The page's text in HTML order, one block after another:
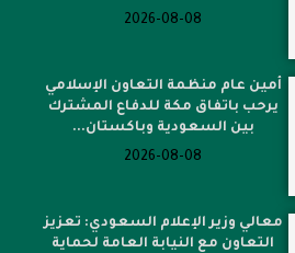
2026-08-08
أمين عام منظمة التعاون الإسلامي
يرحب باتفاق مكة للدفاع المشترك
بين السعودية وباكستان...
2026-08-08
معالي وزير الإعلام السعودي: تعزيز
التعاون مع النيابة العامة لحماية